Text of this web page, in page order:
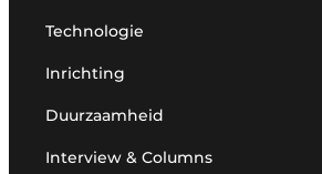
Technologie
Inrichting
Duurzaamheid
Interview & Columns